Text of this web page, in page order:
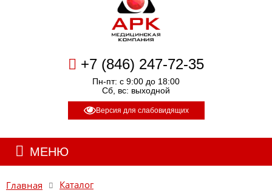
+7 (846) 247-72-35
Пн-пт: с 9:00 до 18:00
Сб, вс: выходной
Версия для слабовидящих
МЕНЮ
Главная
Каталог